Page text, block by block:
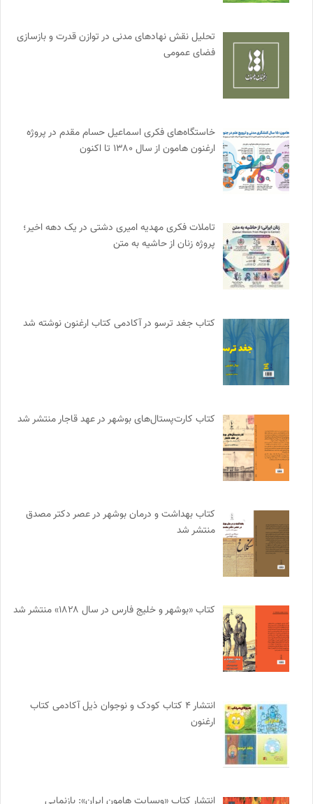
تحلیل نقش نهادهای مدنی در توازن قدرت و بازسازی
فضای عمومی
خاستگاه‌های فکری اسماعیل حسام مقدم در پروژه
ارغنون هامون از سال ۱۳۸۰ تا اکنون
تاملات فکری مهدیه امیری دشتی در یک دهه اخیر؛
پروژه زنان از حاشیه به متن
کتاب جغد ترسو در آکادمی کتاب ارغنون نوشته شد
کتاب کارت‌پستال‌های بوشهر در عهد قاجار منتشر شد
کتاب بهداشت و درمان بوشهر در عصر دکتر مصدق
منتشر شد
کتاب «بوشهر و خلیج فارس در سال ۱۸۲۸» منتشر شد
انتشار ۴ کتاب کودک و نوجوان ذیل آکادمی کتاب
ارغنون